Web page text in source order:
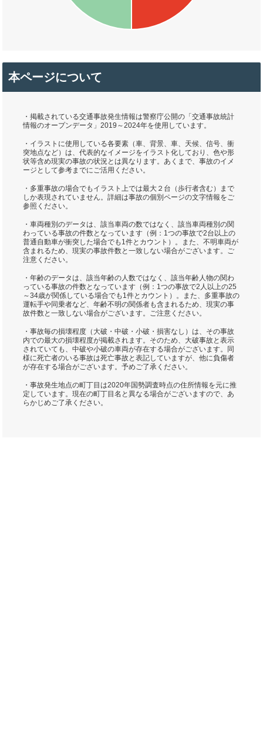
本ページについて
・掲載されている交通事故発生情報は警察庁公開の「交通事故統計
情報のオープンデータ」2019～2024年を使用しています。
・イラストに使用している各要素（車、背景、車、天候、信号、衝
突地点など）は、代表的なイメージをイラスト化しており、色や形
状等含め現実の事故の状況とは異なります。あくまで、事故のイメ
ージとして参考までにご活用ください。
・多重事故の場合でもイラスト上では最大２台（歩行者含む）まで
しか表現されていません。詳細は事故の個別ページの文字情報をご
参照ください。
・車両種別のデータは、該当車両の数ではなく、該当車両種別の関
わっている事故の件数となっています（例：1つの事故で2台以上の
普通自動車が衝突した場合でも1件とカウント）。また、不明車両が
含まれるため、現実の事故件数と一致しない場合がございます。ご
注意ください。
・年齢のデータは、該当年齢の人数ではなく、該当年齢人物の関わ
っている事故の件数となっています（例：1つの事故で2人以上の25
～34歳が関係している場合でも1件とカウント）。また、多重事故の
運転手や同乗者など、年齢不明の関係者も含まれるため、現実の事
故件数と一致しない場合がございます。ご注意ください。
・事故毎の損壊程度（大破・中破・小破・損害なし）は、その事故
内での最大の損壊程度が掲載されます。そのため、大破事故と表示
されていても、中破や小破の車両が存在する場合がございます。同
様に死亡者のいる事故は死亡事故と表記していますが、他に負傷者
が存在する場合がございます。予めご了承ください。
・事故発生地点の町丁目は2020年国勢調査時点の住所情報を元に推
定しています。現在の町丁目名と異なる場合がございますので、あ
らかじめご了承ください。